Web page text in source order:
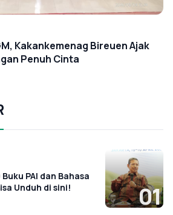
Kakankemenag Bireuen Ajak
Penuh Cinta
PAI dan Bahasa
Unduh di sini!
01